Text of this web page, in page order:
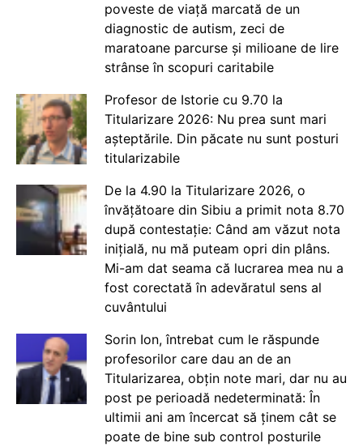
poveste de viață marcată de un
diagnostic de autism, zeci de
maratoane parcurse și milioane de lire
strânse în scopuri caritabile
Profesor de Istorie cu 9.70 la
Titularizare 2026: Nu prea sunt mari
așteptările. Din păcate nu sunt posturi
titularizabile
De la 4.90 la Titularizare 2026, o
învățătoare din Sibiu a primit nota 8.70
după contestație: Când am văzut nota
inițială, nu mă puteam opri din plâns.
Mi-am dat seama că lucrarea mea nu a
fost corectată în adevăratul sens al
cuvântului
Sorin Ion, întrebat cum le răspunde
profesorilor care dau an de an
Titularizarea, obțin note mari, dar nu au
post pe perioadă nedeterminată: În
ultimii ani am încercat să ținem cât se
poate de bine sub control posturile